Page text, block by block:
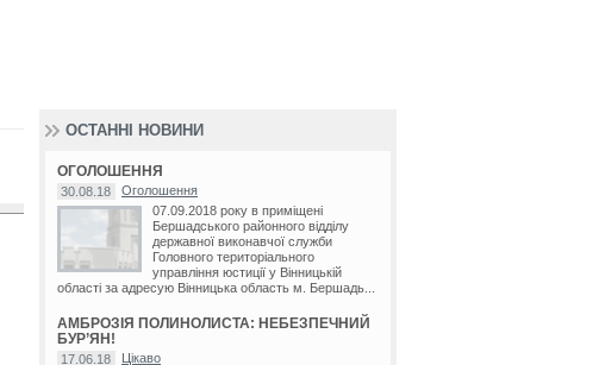
ОСТАННІ НОВИНИ
ОГОЛОШЕННЯ
30.08.18
Оголошення
07.09.2018 року в приміщені
Бершадського районного відділу
державної виконавчої служби
Головного територіального
управління юстиції у Вінницькій
області за адресую Вінницька область м. Бершадь...
АМБРОЗІЯ ПОЛИНОЛИСТА: НЕБЕЗПЕЧНИЙ
БУР’ЯН!
17.06.18
Цікаво